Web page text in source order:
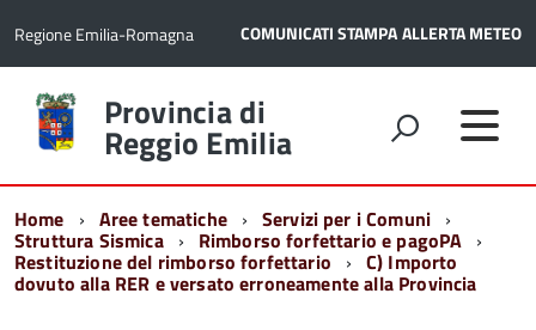
Regione Emilia-Romagna COMUNICATI STAMPAALLERTA METEO
Torna
alla
home
Provincia di
Reggio Emilia
Home Aree tematiche Servizi per i Comuni
Struttura Sismica Rimborso forfettario e pagoPA
Restituzione del rimborso forfettario C) Importo
dovuto alla RER e versato erroneamente alla Provincia